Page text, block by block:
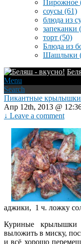
Пирожное
соусы (61)
блюда из
запеканки
торт (50)
Блюда из
Шашлыки
Menu
Search
Пикантные крылышки
Апр 12th, 2013 @
↓ Leave a comment
аджики, 1 ч. ложку
Куриные крылышки
выложить в миску,
и всё хорошо